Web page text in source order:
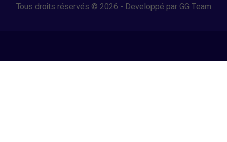
Tous droits réservés © 2026 - Developpé par GG Team